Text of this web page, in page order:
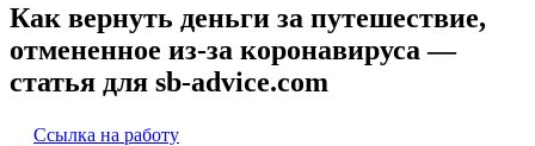
Как вернуть деньги за путешествие,
отмененное из-за коронавируса —
статья для sb-advice.com
Ссылка на работу